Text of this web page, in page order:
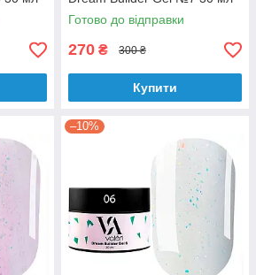
Готово до відправки
270 ₴ 300 ₴
Купити
–10%